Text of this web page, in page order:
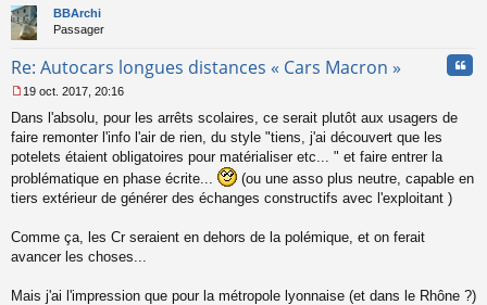
BBArchi
Passager
Re: Autocars longues distances « Cars Macron »
e
s
s
g
e
o
19 oct. 2017, 20:16
Dans l'absolu, pour les arrêts scolaires, ce serait plutôt aux usagers de
faire remonter l'info l'air de rien, du style "tiens, j'ai découvert que les
potelets étaient obligatoires pour matérialiser etc... " et faire entrer la
problématique en phase écrite...
(ou une asso plus neutre, capable en
tiers extérieur de générer des échanges constructifs avec l'exploitant )
Comme ça, les Cr seraient en dehors de la polémique, et on ferait
avancer les choses...
Mais j'ai l'impression que pour la métropole lyonnaise (et dans le Rhône ?)